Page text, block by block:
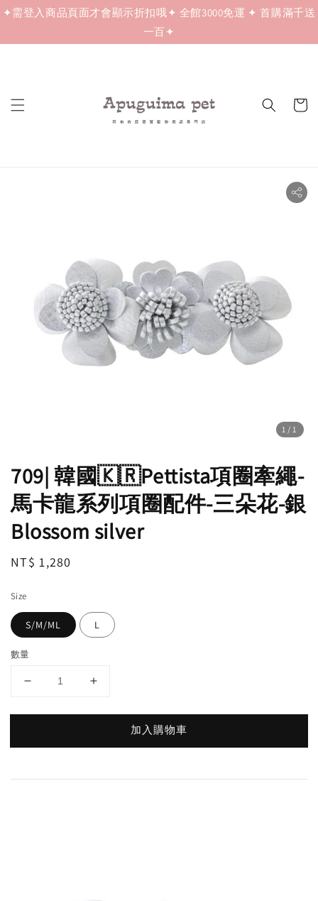
✦需登入商品頁面才會顯示折扣哦✦ 全館3000免運 ✦ 首購滿千送
一百✦
1 /1
709| 韓國🇰🇷Pettista項圈牽繩-
馬卡龍系列項圈配件-三朵花-銀
Blossom silver
Regular
NT$ 1,280
Size
S/M/ML L
數量
加入購物車